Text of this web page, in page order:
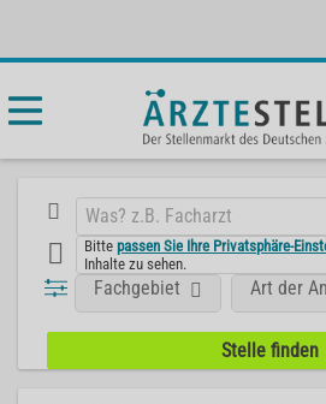
Bittepassen Sie Ihre Privatsphäre-
Inhalte zu sehen.
Fachgebiet Art der